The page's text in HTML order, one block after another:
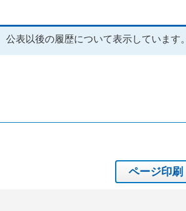
公表以後の履歴について表示しています。
ページ印刷